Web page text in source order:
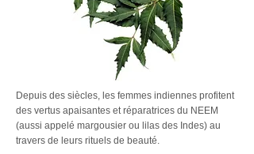
Depuis des siècles, les femmes indiennes profitent
des vertus apaisantes et réparatrices du NEEM
(aussi appelé margousier ou lilas des Indes) au
travers de leurs rituels de beauté.